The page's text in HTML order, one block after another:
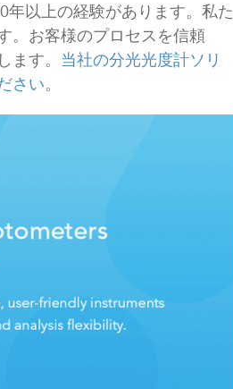
以上の経験があります。私た
。お客様のプロセスを信頼
す。 当社の分光光度計ソリ
さい。